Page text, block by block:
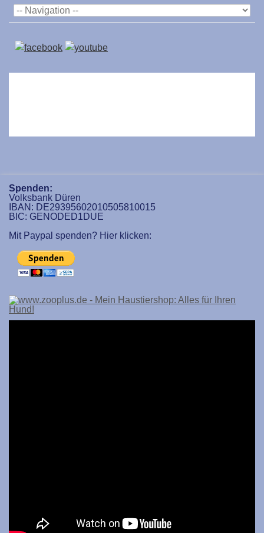
Spenden:
Volksbank Düren
IBAN: DE29395602010505810015
BIC: GENODED1DUE
Mit Paypal spenden? Hier klicken: